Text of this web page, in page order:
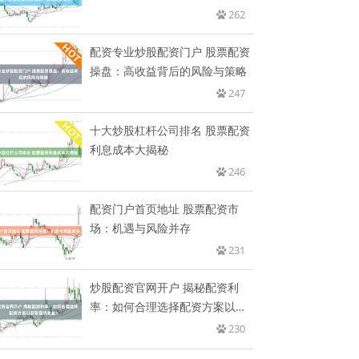
262
配资专业炒股配资门户 股票配资
操盘：高收益背后的风险与策略
247
十大炒股杠杆公司排名 股票配资
利息成本大揭秘
246
配资门户首页地址 股票配资市
场：机遇与风险并存
231
炒股配资官网开户 揭秘配资利
率：如何合理选择配资方案以获
230